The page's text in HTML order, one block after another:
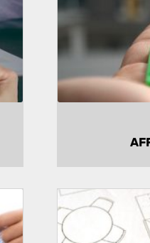
Affitto di
periodo con
il